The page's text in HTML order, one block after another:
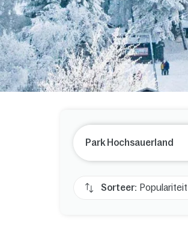
Park Hochsauerland
Sorteer: Populariteit